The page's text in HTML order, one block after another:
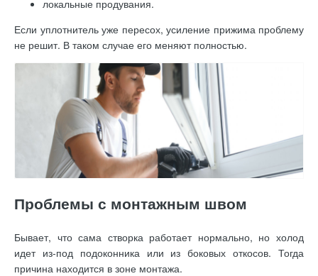
локальные продувания.
Если уплотнитель уже пересох, усиление прижима проблему
не решит. В таком случае его меняют полностью.
Проблемы с монтажным швом
Бывает, что сама створка работает нормально, но холод
идет из-под подоконника или из боковых откосов. Тогда
причина находится в зоне монтажа.